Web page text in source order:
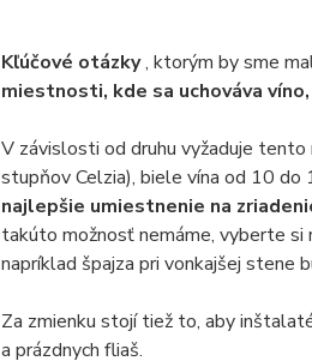
Kľúčové otázky, ktorým by sme
miestnosti, kde sa uchováva
V závislosti od druhu vyžaduje tento
stupňov Celzia), biele vína od 10
najlepšie umiestnenie na
takúto možnosť nemáme, vyberte
napríklad špajza pri vonkajšej stene
Za zmienku stojí tiež to, aby
a prázdnych fliaš.